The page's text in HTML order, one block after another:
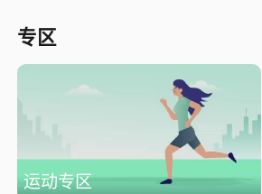
专区
运动专区